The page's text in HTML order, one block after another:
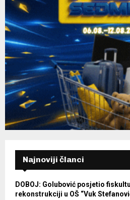
Najnoviji članci
DOBOJ: Golubović posjetio
rekonstrukciji u OŠ “Vuk